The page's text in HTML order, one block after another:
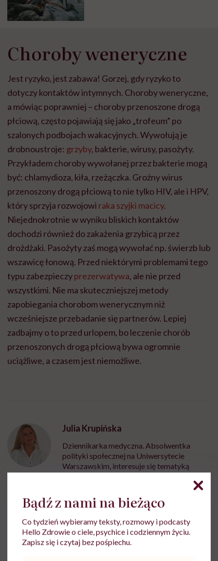
Choroby weneryczne
Jest ryzyko, jest zabawa! Gorzej, gdy ryzyko to
dotyczy kontaktów intymnych. Choroby weneryczne,
a mówiąc poprawniej – choroby przenoszone drogą
płciową, często pojawiają się jako „trofeum” po
szalonych podbojach wakacyjnych. Wywołują je
drobnoustroje: grzyby, bakterie, wirusy, pasożyty.
Przykładem choroby wywołanej przez bakterie mogą
być: chlamydioza, kiła, rzeżączka. Groźny wirus
przenoszony drogą płciową to nie tylko HIV, ale i HPV,
który sprzyja rozwojowi raka szyjki macicy.
Niejednokrotnie w wyniku bliskich kontaktów
dochodzi również do zakażenia grzybicą przez
drożdżaki. Pasożyty zaś mogą wywołać np. świerzb lub
wszawicę łonową. Przed niektórymi problemami tego
typu zabezpieczyprezerwatywa, ale nie przed
wszystkimi. Nie ma skuteczniejszej metody
zapobiegania chorobom wenerycznym niż
wcześniejsze przebadanie się partnerów. Lepiej
zadbajmy o to przed urlopem, bo leczenie chorób
przenoszonych drogą płciową bywa ogromnie
uciążliwe, a czasem jest niemożliwe.
Julia Krupińska
Dziennikarka medyczna. Absolwentka
polityki społecznej na Uniwersytecie
Warszawskim, interesuje się tematyką
zdrowia i medycyny
Udostępnij
Bądź z nami na bieżąco
Co tydzień wybieramy teksty, rozmowy i podcasty
Hello Zdrowie o ciele, psychice i codziennym życiu.
Zapisz się i czytaj bez pośpiechu.